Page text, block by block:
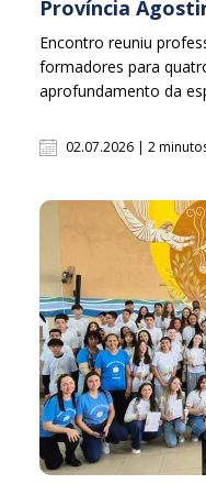
Província
Encontro reuniu
formadores para
aprofundamento da
02.07.2026 | 2